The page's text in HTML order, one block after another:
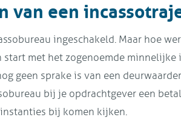
van een
ingeschakeld. Maar hoe
start met het zogenoemde
geen sprake is van een
bij je opdrachtgever een
bij komen kijken.